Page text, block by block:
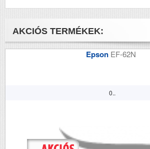
Havi terhelhetőség
(oldal/hó)
AKCIÓS TERMÉKEK:
Epson EF-62N
0..